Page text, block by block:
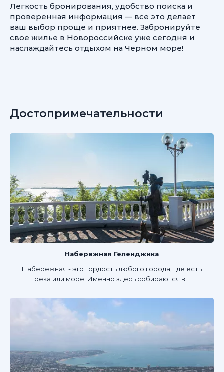
Легкость бронирования, удобство поиска и
проверенная информация — все это делает
ваш выбор проще и приятнее. Забронируйте
свое жилье в Новороссийске уже сегодня и
наслаждайтесь отдыхом на Черном море!
Достопримечательности
Набережная Геленджика
Набережная - это гордость любого города, где есть
река или море. Именно здесь собираются в...